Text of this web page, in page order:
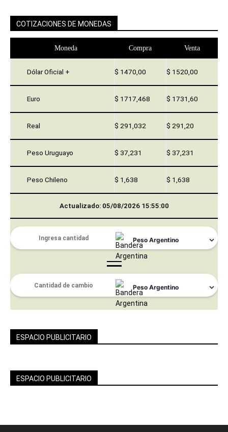
COTIZACIONES DE MONEDAS
Moneda Compra Venta
Dólar Oficial + $ 1470,00 $ 1520,00
Euro $ 1717,468 $ 1731,60
Real $ 291,032 $ 291,20
Peso Uruguayo $ 37,231 $ 37,231
Peso Chileno $ 1,638 $ 1,638
Actualizado: 05/08/2026 15:55:00
ESPACIO PUBLICITARIO
ESPACIO PUBLICITARIO